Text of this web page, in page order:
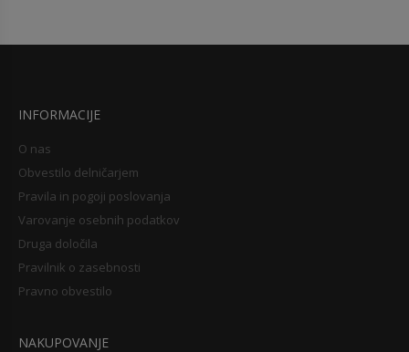
INFORMACIJE
O nas
Obvestilo delničarjem
Pravila in pogoji poslovanja
Varovanje osebnih podatkov
Druga določila
Pravilnik o zasebnosti
Pravno obvestilo
NAKUPOVANJE